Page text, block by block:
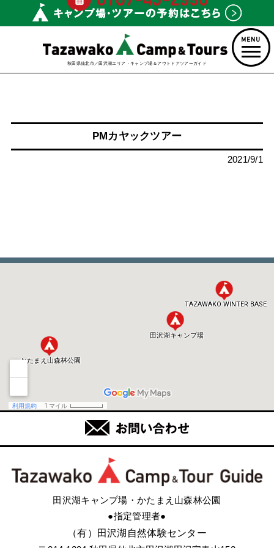
秋田県仙北市／田沢湖エリア・キャンプ場＆アウトドアツアーガイド
PMカヤックツアー
2021/9/1
田沢湖キャンプ場・かたまえ山森林公園
●指定管理者●
（有）田沢湖自然体験センター